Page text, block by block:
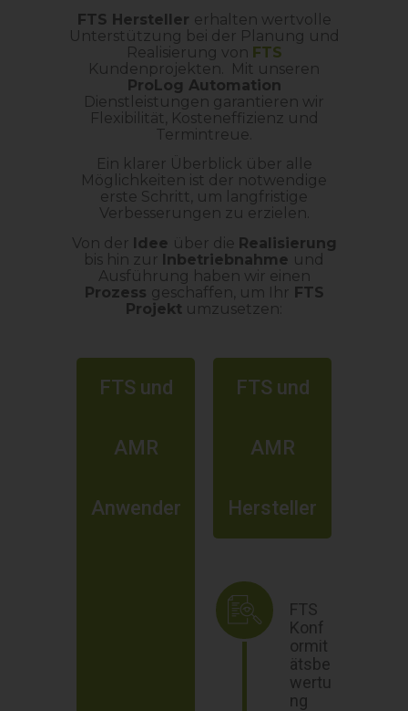
FTS Hersteller erhalten wertvolle
Unterstützung bei der Planung und
Realisierung von FTS
Kundenprojekten. Mit unseren
ProLog Automation
Dienstleistungen garantieren wir
Flexibilität, Kosteneffizienz und
Termintreue.
Ein klarer Überblick über alle
Möglichkeiten ist der notwendige
erste Schritt, um langfristige
Verbesserungen zu erzielen.
Von der Idee über die Realisierung
bis hin zur Inbetriebnahme und
Ausführung haben wir einen
Prozess geschaffen, um Ihr FTS
Projekt umzusetzen:
FTS und
AMR
Anwender
FTS und
AMR
Hersteller
FTS
Konf
ormit
ätsbe
wertu
ng